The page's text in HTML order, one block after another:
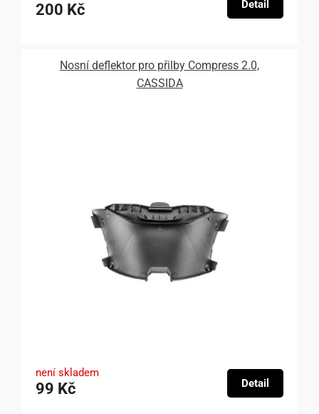
200 Kč Detail
Nosní deflektor pro přilby Compress 2.0,
CASSIDA
není skladem
99 Kč Detail